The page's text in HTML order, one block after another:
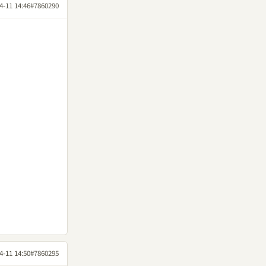
11 14:46#7860290
11 14:50#7860295